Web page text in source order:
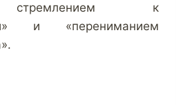
стремлением к
и «перениманием